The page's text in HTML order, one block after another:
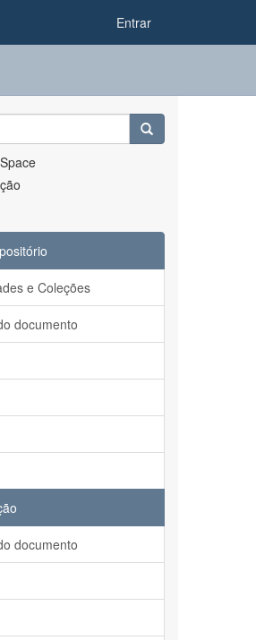
Entrar
e Coleções
documento
documento